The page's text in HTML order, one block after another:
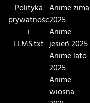
Polityka
prywatnośc
i
LLMS.txt
Anime zima
2025
Anime
jesień 2025
Anime lato
2025
Anime
wiosna